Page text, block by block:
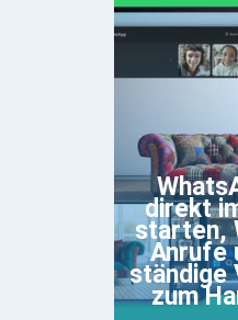
direkt
starten,
Anrufe
ständige
zum